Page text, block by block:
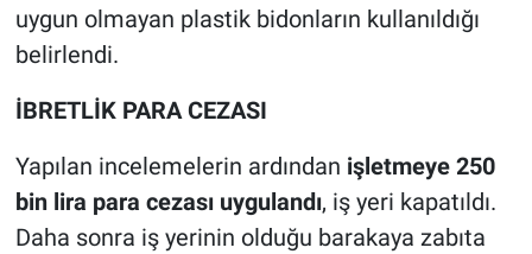
uygun olmayan plastik bidonların kullanıldığı
belirlendi.
İBRETLİK PARA CEZASI
Yapılan incelemelerin ardından işletmeye 250
bin lira para cezası uygulandı, iş yeri kapatıldı.
Daha sonra iş yerinin olduğu barakaya zabıta